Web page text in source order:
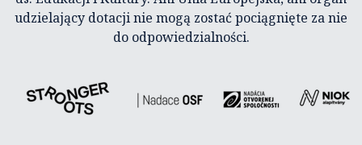
udzielający dotacji nie mogą zostać pociągnięte za nie
do odpowiedzialności.